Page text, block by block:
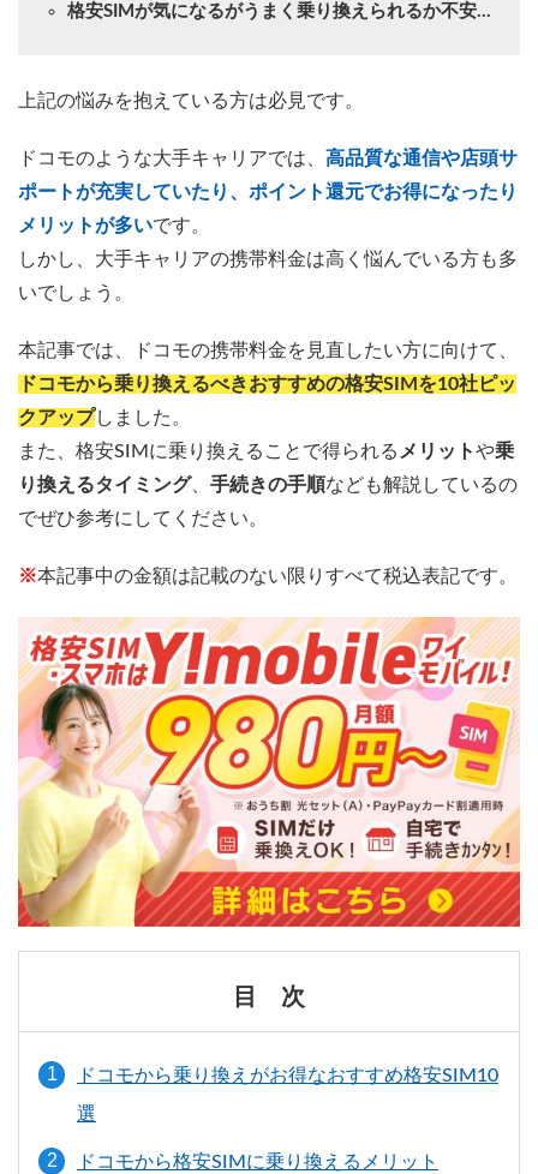
格安SIMが気になるがうまく乗り換えられるか不安…
上記の悩みを抱えている方は必見です。
ドコモのような大手キャリアでは、 高品質な通信や店頭サ
ポートが充実していたり、ポイント還元でお得になったり
メリットが多いです。
しかし、大手キャリアの携帯料金は高く悩んでいる方も多
いでしょう。
本記事では、ドコモの携帯料金を見直したい方に向けて、
ドコモから乗り換えるべきおすすめの格安SIMを10社ピッ
クアップしました。
また、格安SIMに乗り換えることで得られる メリットや乗
り換えるタイミング、 手続きの手順なども解説しているの
でぜひ参考にしてください。
※本記事中の金額は記載のない限りすべて税込表記です。
目 次
ドコモから乗り換えがお得なおすすめ格安SIM10
選
ドコモから格安SIMに乗り換えるメリット